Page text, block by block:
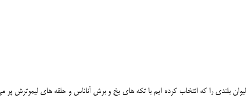
بلندی را که انتخاب کرده ایم با تکه های یخ و برش آناناس و حلقه های لیموترش